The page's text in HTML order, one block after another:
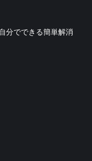
分でできる簡単解消